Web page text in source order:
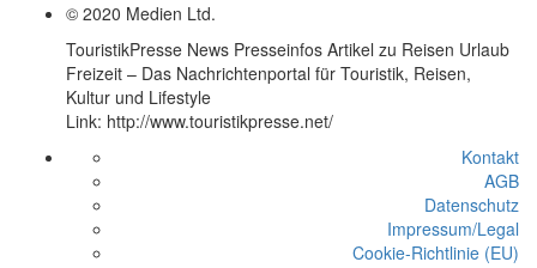
© 2020 Medien Ltd.
TouristikPresse News Presseinfos Artikel zu Reisen Urlaub
Freizeit – Das Nachrichtenportal für Touristik, Reisen,
Kultur und Lifestyle
Link: http://www.touristikpresse.net/
Kontakt
AGB
Datenschutz
Impressum/Legal
Cookie-Richtlinie (EU)